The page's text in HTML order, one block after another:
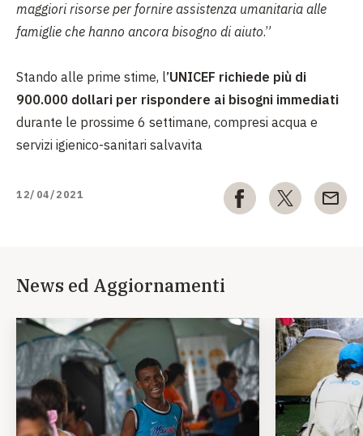
maggiori risorse per fornire assistenza umanitaria alle
famiglie che hanno ancora bisogno di aiuto.”
Stando alle prime stime, l’UNICEF richiede più di
900.000 dollari per rispondere ai bisogni immediati
durante le prossime 6 settimane, compresi acqua e
servizi igienico-sanitari salvavita
12/04/2021
News ed Aggiornamenti